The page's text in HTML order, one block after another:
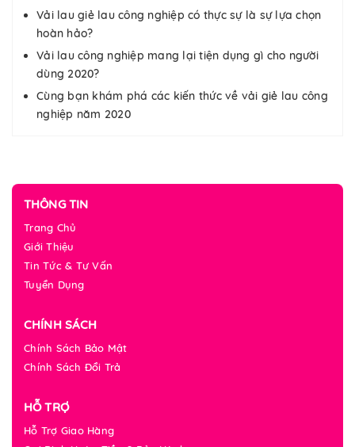
Vải lau giẻ lau công nghiệp có thực sự là sự lựa chọn
hoàn hảo?
Vải lau công nghiệp mang lại tiện dụng gì cho người
dùng 2020?
Cùng bạn khám phá các kiến thức về vải giẻ lau công
nghiệp năm 2020
THÔNG TIN
Trang Chủ
Giới Thiệu
Tin Tức & Tư Vấn
Tuyển Dụng
CHÍNH SÁCH
Chính Sách Bảo Mật
Chính Sách Đổi Trả
HỖ TRỢ
Hỗ Trợ Giao Hàng